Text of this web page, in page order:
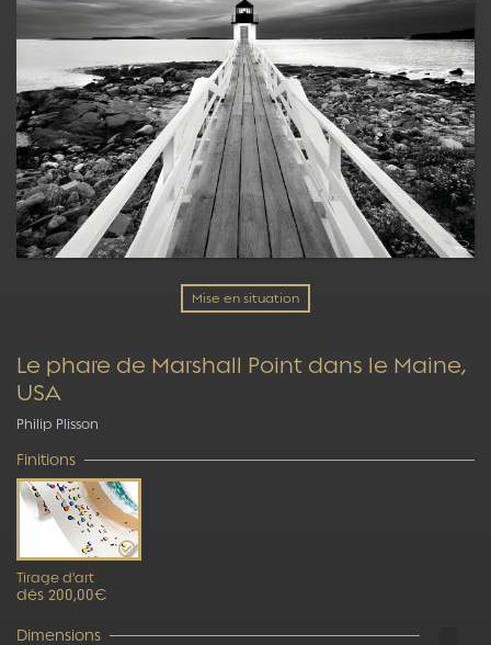
Mise en situation
Le phare de Marshall Point dans le Maine,
USA
Philip Plisson
Finitions
Tirage d'art
dès 200,00€
Dimensions